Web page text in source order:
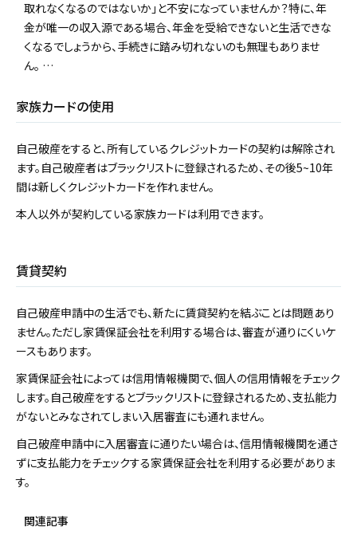
取れなくなるのではないか」と不安になっていませんか？特に、年
金が唯一の収入源である場合、年金を受給できないと生活できな
くなるでしょうから、手続きに踏み切れないのも無理もありませ
ん。 …
家族カードの使用
自己破産をすると、所有しているクレジットカードの契約は解除され
ます。自己破産者はブラックリストに登録されるため、その後5~10年
間は新しくクレジットカードを作れません。
本人以外が契約している家族カードは利用できます。
賃貸契約
自己破産申請中の生活でも、新たに賃貸契約を結ぶことは問題あり
ません。ただし家賃保証会社を利用する場合は、審査が通りにくいケ
ースもあります。
家賃保証会社によっては信用情報機関で、個人の信用情報をチェック
します。自己破産をするとブラックリストに登録されるため、支払能力
がないとみなされてしまい入居審査にも通れません。
自己破産申請中に入居審査に通りたい場合は、信用情報機関を通さ
ずに支払能力をチェックする家賃保証会社を利用する必要がありま
す。
関連記事